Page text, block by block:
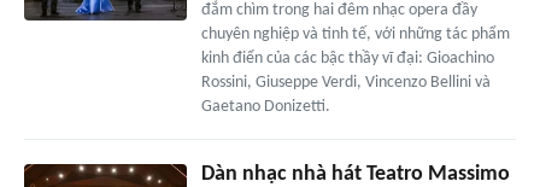
đắm chìm trong hai đêm nhạc opera đầy
chuyên nghiệp và tinh tế, với những tác phẩm
kinh điển của các bậc thầy vĩ đại: Gioachino
Rossini, Giuseppe Verdi, Vincenzo Bellini và
Gaetano Donizetti.
Dàn nhạc nhà hát Teatro Massimo